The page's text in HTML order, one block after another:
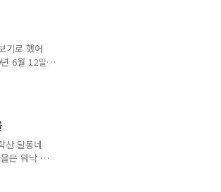
재개발을
산 국민주
마을박물
기로 했어
6월 12일
는 큰 길
찍자 하늘
뉴타운
를 구축해
사업은 계
산 달동네
은 워낙 유
대한 자
락산 자락